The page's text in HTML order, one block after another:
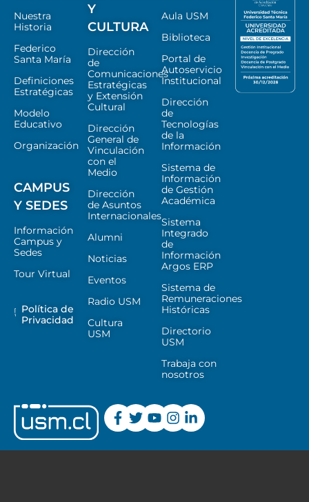
Nuestra
Historia
Federico
Santa María
Definiciones
Estratégicas
Modelo
Educativo
Organización
CAMPUS
Y SEDES
Información
Campus y
Sedes
Tour Virtual
Política de
Privacidad
Y
CULTURA
Dirección
de
Comunicaciones
Estratégicas
y Extensión
Cultural
Dirección
General de
Vinculación
con el
Medio
Dirección
de Asuntos
Internacionales
Alumni
Noticias
Eventos
Radio USM
Cultura
USM
Aula USM
Biblioteca
Portal de
Autoservicio
Institucional
Dirección
de
Tecnologías
de la
Información
Sistema de
Información
de Gestión
Académica
Sistema
Integrado
de
Información
Argos ERP
Sistema de
Remuneraciones
Históricas
Directorio
USM
Trabaja con
nosotros